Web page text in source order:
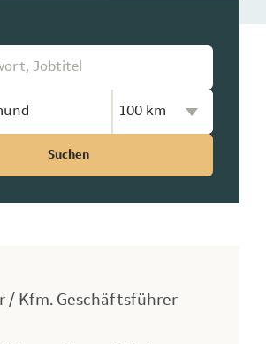
Suchen
/ Kfm. Geschäftsführer